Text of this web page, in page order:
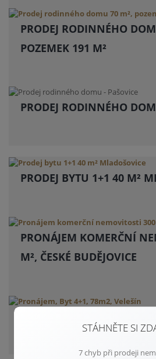
PRODEJ RODINNÉHO
POZEMEK 191 M²
PRODEJ RODINNÉHO
PRODEJ BYTU 1+1 40 M²
PRONÁJEM KOMERČNÍ
M², ČESKÉ BUDĚJOVICE
STÁHNĚTE SI
7 chyb při prodeji